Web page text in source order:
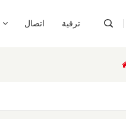
اتصال ترقية